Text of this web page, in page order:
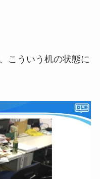
ういう机の状態に